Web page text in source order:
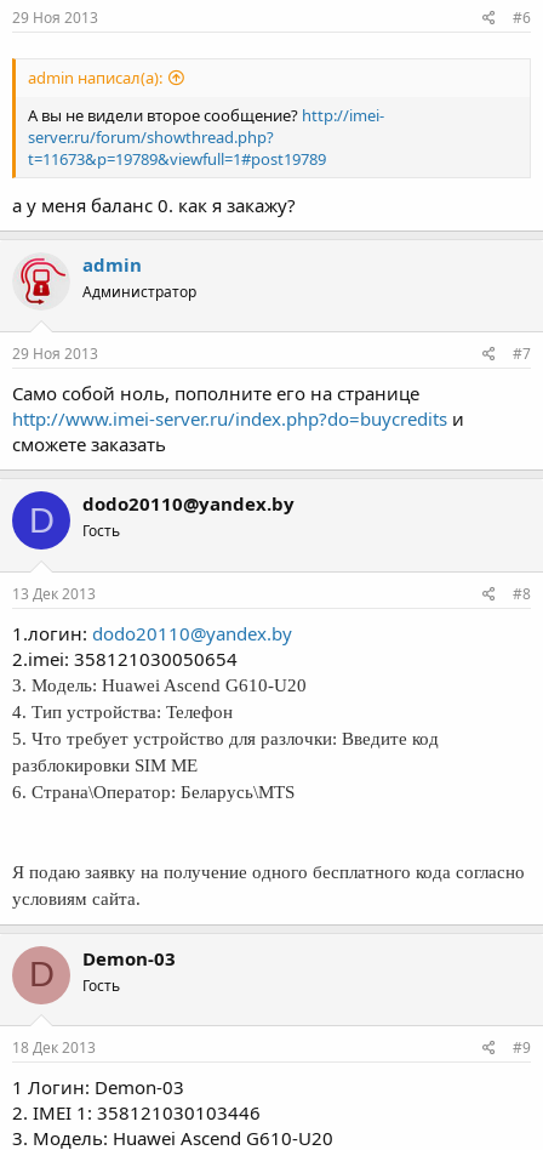
29 Ноя 2013 #6
admin написал(а):
А вы не видели второе сообщение? http://imei-
server.ru/forum/showthread.php?
t=11673&p=19789&viewfull=1#post19789
а у меня баланс 0. как я закажу?
admin
Администратор
29 Ноя 2013 #7
Само собой ноль, пополните его на странице
http://www.imei-server.ru/index.php?do=buycredits и
сможете заказать
D dodo20110@yandex.by
Гость
13 Дек 2013 #8
1.логин: dodo20110@yandex.by
2.imei: 358121030050654
3. Модель: Huawei Ascend G610-U20
4. Тип устройства: Телефон
5. Что требует устройство для разлочки: Введите код
разблокировки SIM ME
6. Страна\Оператор: Беларусь\MTS
Я подаю заявку на получение одного бесплатного кода согласно
условиям сайта.
D Demon-03
Гость
18 Дек 2013 #9
1 Логин: Demon-03
2. IMEI 1: 358121030103446
3. Модель: Huawei Ascend G610-U20